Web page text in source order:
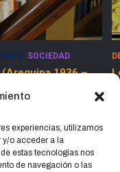
experiencias, utilizamos
y/o acceder a la
estas tecnologías nos
de navegación o las
SOCIEDAD
(Arequipa 1936 –